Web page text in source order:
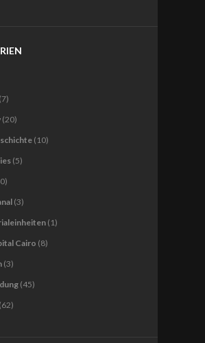
(7)
(20)
(10)
(5)
(3)
(1)
Cairo (8)
(3)
(45)
(62)